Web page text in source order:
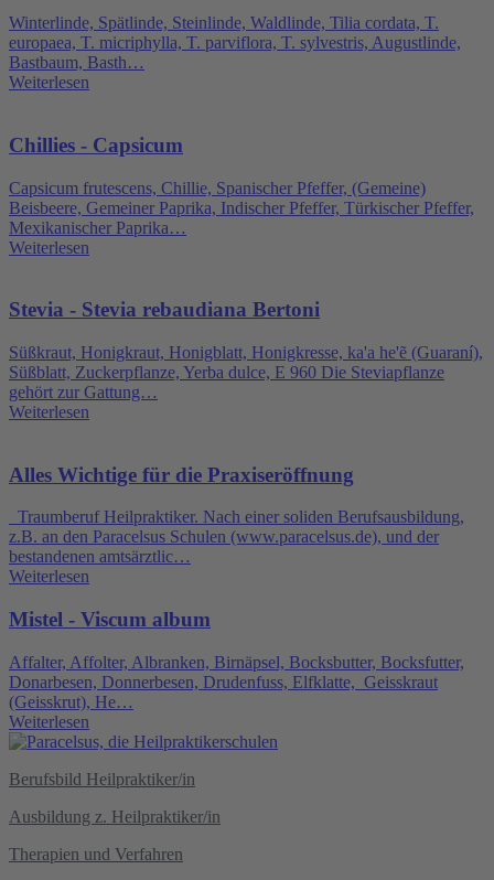
Winterlinde, Spätlinde, Steinlinde, Waldlinde, Tilia cordata, T.
europaea, T. micriphylla, T. parviflora, T. sylvestris, Augustlinde,
Bastbaum, Basth…
Weiterlesen
Chillies - Capsicum
Capsicum frutescens, Chillie, Spanischer Pfeffer, (Gemeine)
Beisbeere, Gemeiner Paprika, Indischer Pfeffer, Türkischer Pfeffer,
Mexikanischer Paprika…
Weiterlesen
Stevia - Stevia rebaudiana Bertoni
Süßkraut, Honigkraut, Honigblatt, Honigkresse, ka'a he'ẽ (Guaraní),
Süßblatt, Zuckerpflanze, Yerba dulce, E 960 Die Steviapflanze
gehört zur Gattung…
Weiterlesen
Alles Wichtige für die Praxiseröffnung
Traumberuf Heilpraktiker. Nach einer soliden Berufsausbildung,
z.B. an den Paracelsus Schulen (www.paracelsus.de), und der
bestandenen amtsärztlic…
Weiterlesen
Mistel - Viscum album
Affalter, Affolter, Albranken, Birnäpsel, Bocksbutter, Bocksfutter,
Donarbesen, Donnerbesen, Drudenfuss, Elfklatte, Geisskraut
(Geisskrut), He…
Weiterlesen
Berufsbild Heilpraktiker/in
Ausbildung z. Heilpraktiker/in
Therapien und Verfahren